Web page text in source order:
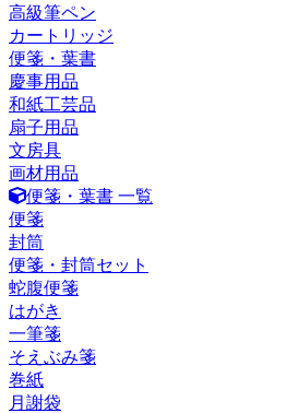
高級筆ペン
カートリッジ
便箋・葉書
慶事用品
和紙工芸品
扇子用品
文房具
画材用品
便箋・葉書 一覧
便箋
封筒
便箋・封筒セット
蛇腹便箋
はがき
一筆箋
そえぶみ箋
巻紙
月謝袋